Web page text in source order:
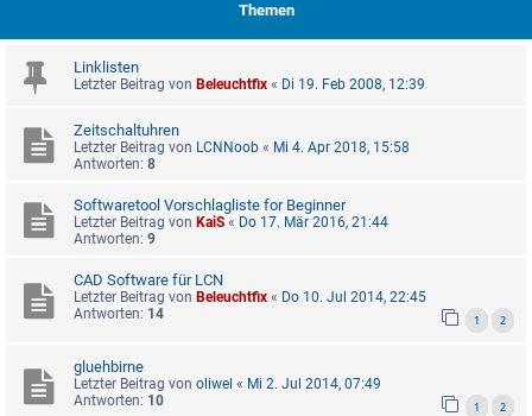
Themen
Linklisten
Letzter Beitrag von Beleuchtfix « Di 19. Feb 2008, 12:39
Zeitschaltuhren
Letzter Beitrag von LCNNoob « Mi 4. Apr 2018, 15:58
Antworten: 8
Softwaretool Vorschlagliste for Beginner
Letzter Beitrag von KaiS « Do 17. Mär 2016, 21:44
Antworten: 9
CAD Software für LCN
Letzter Beitrag von Beleuchtfix « Do 10. Jul 2014, 22:45
Antworten: 14 1 2
gluehbirne
Letzter Beitrag von oliwel « Mi 2. Jul 2014, 07:49
Antworten: 10 1 2